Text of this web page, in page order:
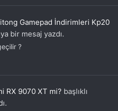
Gamepad İndirimleri Kp20
bir mesaj yazdı.
?
RX 9070 XT mi? başlıklı